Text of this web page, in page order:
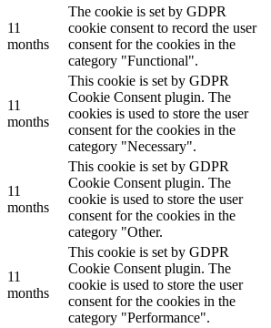
11
months
The cookie is set by GDPR
cookie consent to record the user
consent for the cookies in the
category "Functional".
11
months
This cookie is set by GDPR
Cookie Consent plugin. The
cookies is used to store the user
consent for the cookies in the
category "Necessary".
11
months
This cookie is set by GDPR
Cookie Consent plugin. The
cookie is used to store the user
consent for the cookies in the
category "Other.
11
months
This cookie is set by GDPR
Cookie Consent plugin. The
cookie is used to store the user
consent for the cookies in the
category "Performance".